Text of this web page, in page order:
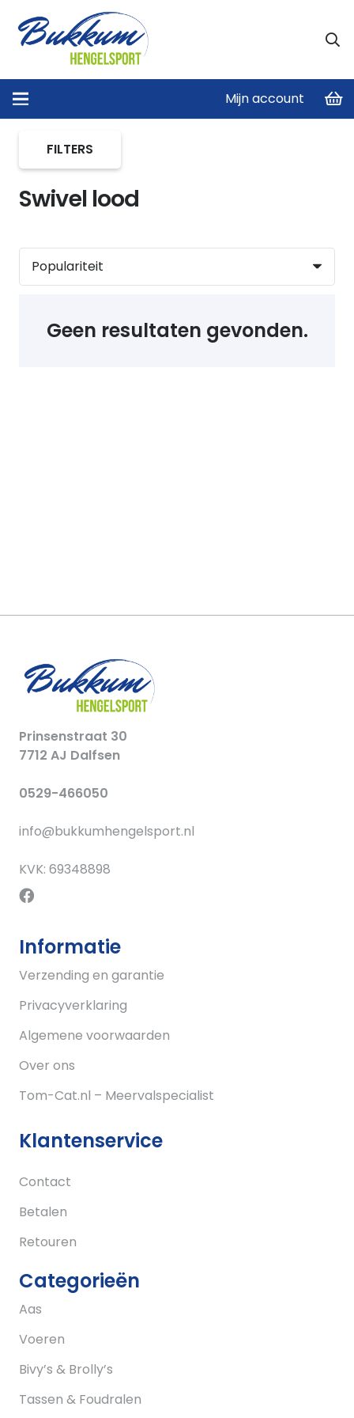
Mijn account
Home
Swivel lood
Geen resultaten gevonden.
FILTERS
Prinsenstraat 30
7712 AJ Dalfsen
0529-466050
info@bukkumhengelsport.nl
KVK: 69348898
Informatie
Verzending en garantie
Privacyverklaring
Algemene voorwaarden
Over ons
Tom-Cat.nl – Meervalspecialist
Klantenservice
Contact
Betalen
Retouren
Categorieën
Aas
Voeren
Bivy’s & Brolly’s
Tassen & Foudralen